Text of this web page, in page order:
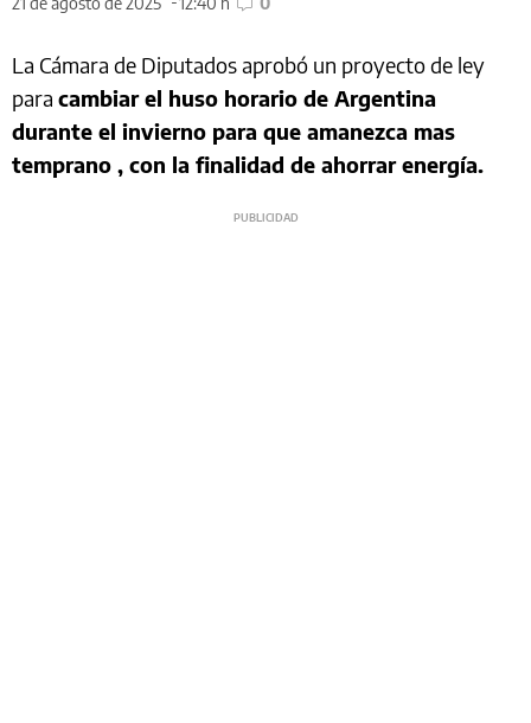
La Cámara de Diputados aprobó un proyecto de ley
para cambiar el huso horario de Argentina
durante el invierno para que amanezca mas
temprano , con la finalidad de ahorrar energía.